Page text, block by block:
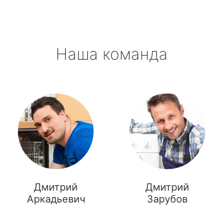
Наша команда
Дмитрий
Аркадьевич
Дмитрий
Зарубов